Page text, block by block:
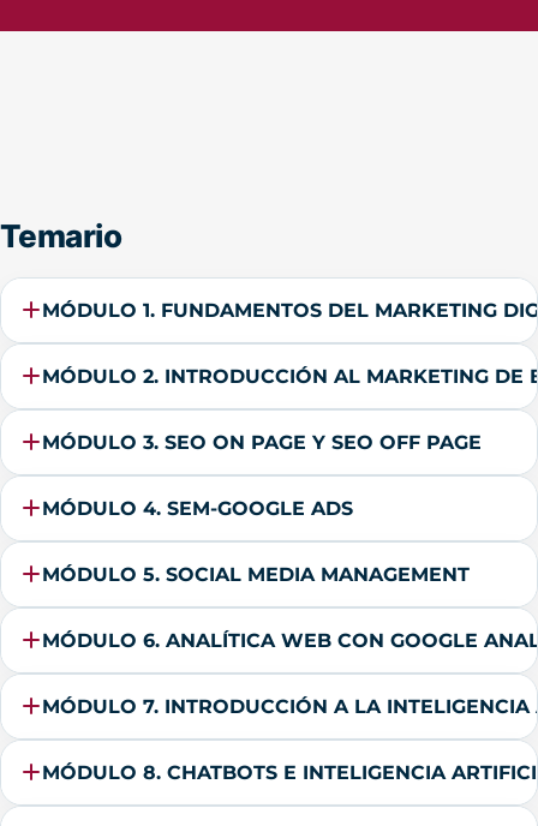
Temario
MÓDULO 1. FUNDAMENTOS DEL MARKETING
MÓDULO 2. INTRODUCCIÓN AL MARKETING DE
MÓDULO 3. SEO ON PAGE Y SEO OFF PAGE
MÓDULO 4. SEM-GOOGLE ADS
MÓDULO 5. SOCIAL MEDIA MANAGEMENT
MÓDULO 6. ANALÍTICA WEB CON GOOGLE
MÓDULO 7. INTRODUCCIÓN A LA INTELIGENCIA
MÓDULO 8. CHATBOTS E INTELIGENCIA